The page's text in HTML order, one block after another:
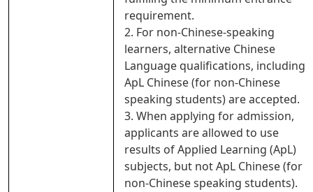
requirement.
2. For non-Chinese-speaking
learners, alternative Chinese
Language qualifications, including
ApL Chinese (for non-Chinese
speaking students) are accepted.
3. When applying for admission,
applicants are allowed to use
results of Applied Learning (ApL)
subjects, but not ApL Chinese (for
non-Chinese speaking students).